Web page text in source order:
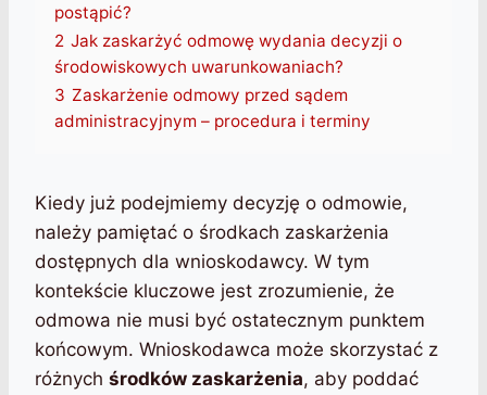
postąpić?
2 Jak zaskarżyć odmowę wydania decyzji o
środowiskowych uwarunkowaniach?
3 Zaskarżenie odmowy przed sądem
administracyjnym – procedura i terminy
Kiedy już podejmiemy decyzję o odmowie,
należy pamiętać o środkach zaskarżenia
dostępnych dla wnioskodawcy. W tym
kontekście kluczowe jest zrozumienie, że
odmowa nie musi być ostatecznym punktem
końcowym. Wnioskodawca może skorzystać z
różnych środków zaskarżenia, aby poddać